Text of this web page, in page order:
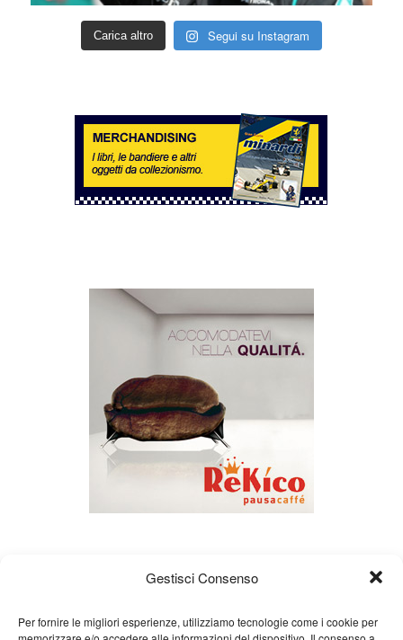
Gestisci Consenso
Per fornire le migliori esperienze, utilizziamo tecnologie come i cookie per
Carica altro Segui su Instagram